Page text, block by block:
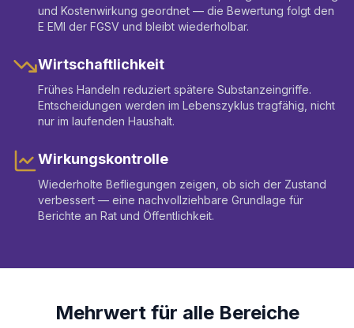
und Kostenwirkung geordnet — die Bewertung folgt den
E EMI der FGSV und bleibt wiederholbar.
Wirtschaftlichkeit
Frühes Handeln reduziert spätere Substanzeingriffe.
Entscheidungen werden im Lebenszyklus tragfähig, nicht
nur im laufenden Haushalt.
Wirkungskontrolle
Wiederholte Befliegungen zeigen, ob sich der Zustand
verbessert — eine nachvollziehbare Grundlage für
Berichte an Rat und Öffentlichkeit.
Mehrwert für alle Bereiche